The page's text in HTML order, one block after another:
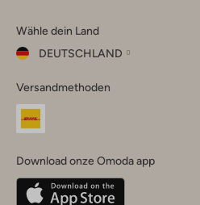
Instagram
Facebook
TikTok
Wähle dein Land
DEUTSCHLAND
dein
Land
Belgique(Français)
Deutschland
Versandmethoden
Download onze Omoda app